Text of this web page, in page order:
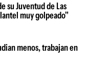
su Juventud de Las
muy golpeado"
menos, trabajan en